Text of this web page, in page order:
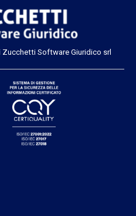
Software Giuridico srl